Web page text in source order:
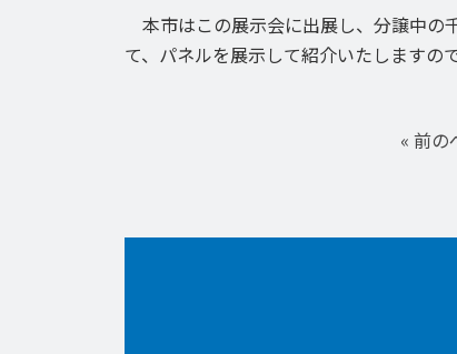
本市はこの展示会に出展し、分譲中の
て、パネルを展示して紹介いたしますの
« 前の